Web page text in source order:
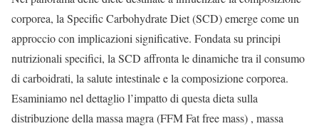
corporea, la Specific Carbohydrate Diet (SCD) emerge come un
approccio con implicazioni significative. Fondata su principi
nutrizionali specifici, la SCD affronta le dinamiche tra il consumo
di carboidrati, la salute intestinale e la composizione corporea.
Esaminiamo nel dettaglio l’impatto di questa dieta sulla
distribuzione della massa magra (FFM Fat free mass) , massa